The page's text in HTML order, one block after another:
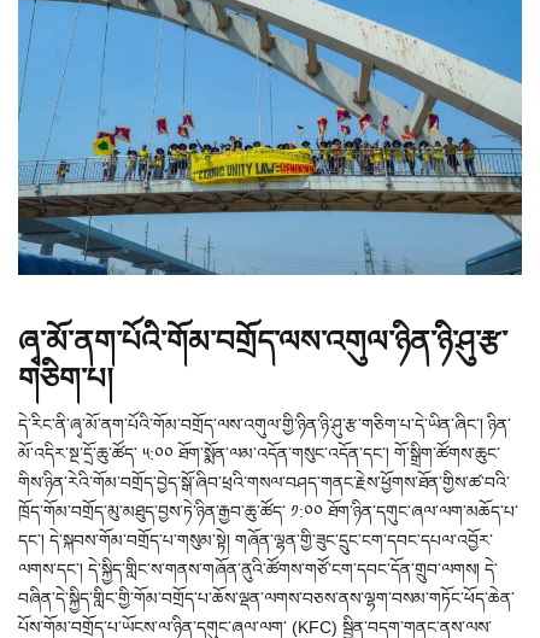
ཞྭ་མོ་ནག་པོའི་གོམ་བགྲོད་ལས་འགུལ་ཉིན་ཉི་ཤུ་རྩ་
གཅིག་པ།
དེ་རིང་ནི་ཞྭ་མོ་ནག་པོའི་གོམ་བགྲོད་ལས་འགུལ་གྱི་ཉིན་ཉི་ཤུ་རྩ་གཅིག་པ་དེ་ཡིན་ཞིང་། ཉིན་
མོ་འདིར་སྔ་དྲོ་ཆུ་ཚོད་ ༥:༠༠ ཐོག་སྨོན་ལམ་འདོན་གསུང་འདོན་དང་། གོ་སྒྲིག་ཚོགས་ཆུང་
གིས་ཉིན་རེའི་གོམ་བགྲོད་བྱེད་སྒོ་ཞིབ་ཕྲའི་གསལ་བཤད་གནང་རྗེས་ཕྱོགས་ཐོན་གྱིས་ཚ་བའི་
ཁྲོད་གོམ་བགྲོད་མུ་མཐུད་བྱས་ཏེ་ཉིན་རྒྱབ་ཆུ་ཚོད་ ༡:༠༠ ཐོག་ཉིན་དགུང་ཞལ་ལག་མཆོད་པ་
དང་། དེ་སྐབས་གོམ་བགྲོད་པ་གསུམ་སྟེ། གཞོན་ལྷན་གྱི་ཟུང་དྲུང་ངག་དབང་དཔལ་འབྱོར་
ལགས་དང་། དེ་སྐྱིད་གླིང་ས་གནས་གཞོན་ནུའི་ཚོགས་གཙོ་ངག་དབང་དོན་གྲུབ་ལགས། དེ་
བཞིན་དེ་སྐྱིད་གླིང་གྱི་གོམ་བགྲོད་པ་ཆོས་ལྡན་ལགས་བཅས་ནས་ལྷག་བསམ་གཏོང་ཕོད་ཆེན་
པོས་གོམ་བགྲོད་པ་ཡོངས་ལ་ཉིན་དགུང་ཞལ་ལག་ (KFC) སྦྱིན་བདག་གནང་ནས་ལས་